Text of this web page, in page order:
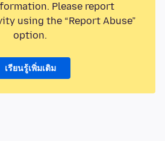
Please report
using the “Report Abuse”
option.
เรียนรู้เพิ่มเติม